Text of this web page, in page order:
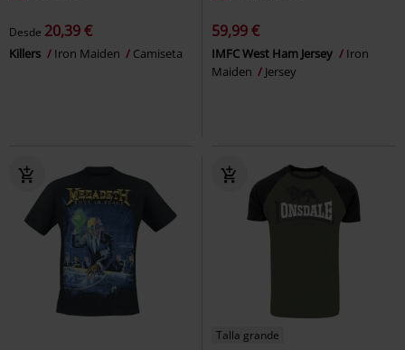
Desde 20,39 €
Killers Iron Maiden Camiseta
59,99 €
IMFC West Ham Jersey
Iron
Maiden
Jersey
Talla grande